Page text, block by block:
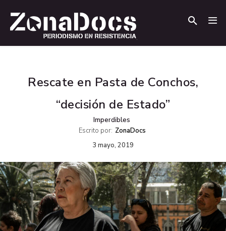
Rescate en Pasta de Conchos,
“decisión de Estado”
Imperdibles
Escrito por: ZonaDocs
3 mayo, 2019